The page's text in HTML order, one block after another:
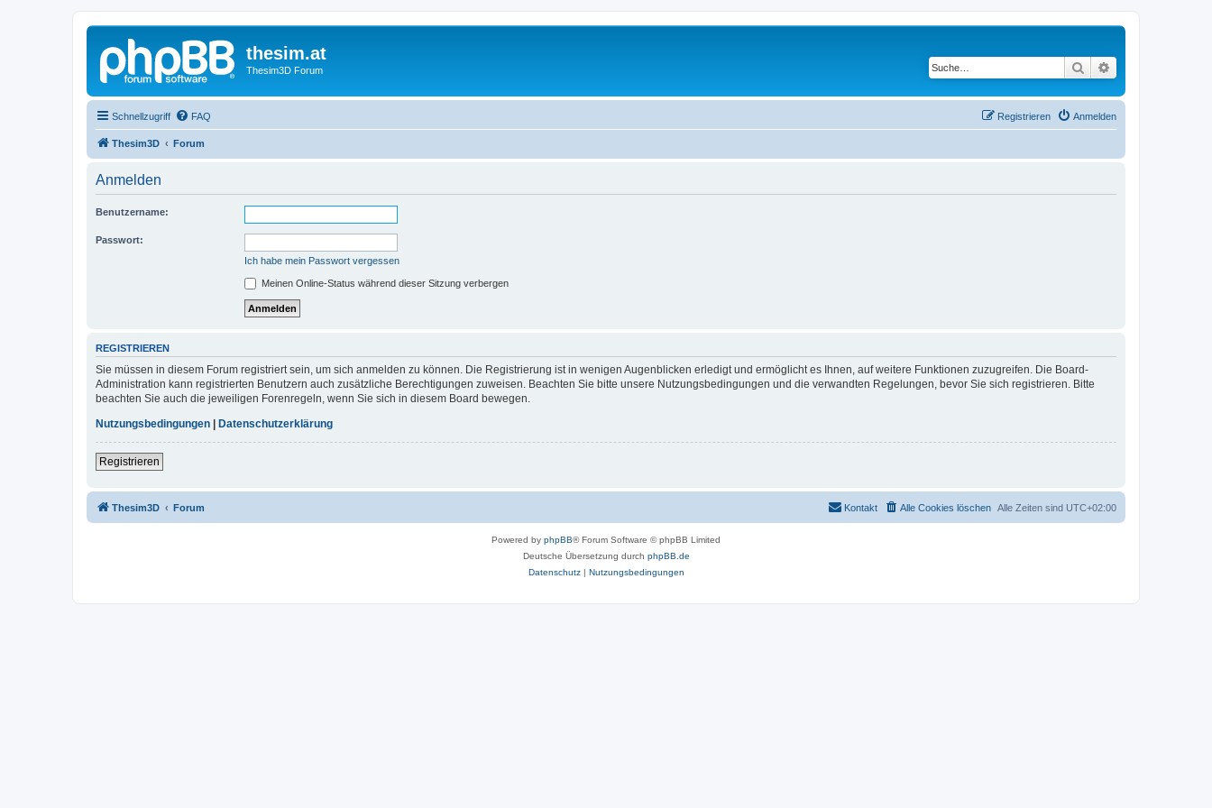
thesim.at
Thesim3D Forum Suche
Schnellzugriff FAQ Anmelden
Registrieren
Thesim3D Forum
Anmelden
Benutzername:
Passwort:
Ich habe mein Passwort vergessen
Meinen Online-Status während dieser Sitzung verbergen
REGISTRIEREN
Sie müssen in diesem Forum registriert sein, um sich anmelden zu können. Die Registrierung ist in wenigen Augenblicken erledigt und ermöglicht es Ihnen, auf weitere Funktionen zuzugreifen. Die Board-
Administration kann registrierten Benutzern auch zusätzliche Berechtigungen zuweisen. Beachten Sie bitte unsere Nutzungsbedingungen und die verwandten Regelungen, bevor Sie sich registrieren. Bitte
beachten Sie auch die jeweiligen Forenregeln, wenn Sie sich in diesem Board bewegen.
Nutzungsbedingungen | Datenschutzerklärung
Registrieren
Thesim3D Forum Alle Zeiten sind UTC+02:00
Alle Cookies löschen
Kontakt
Powered by phpBB® Forum Software © phpBB Limited
Deutsche Übersetzung durch phpBB.de
Datenschutz| Nutzungsbedingungen